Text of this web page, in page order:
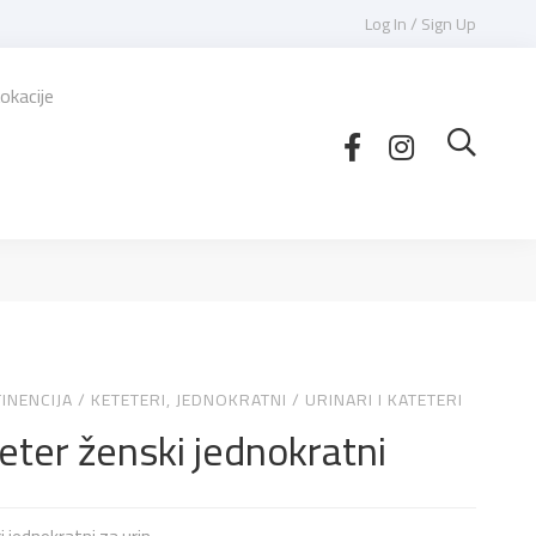
Log In / Sign Up
/ KETETERI, JEDNOKRATNI / URINARI I KATETERI
ženski jednokratni